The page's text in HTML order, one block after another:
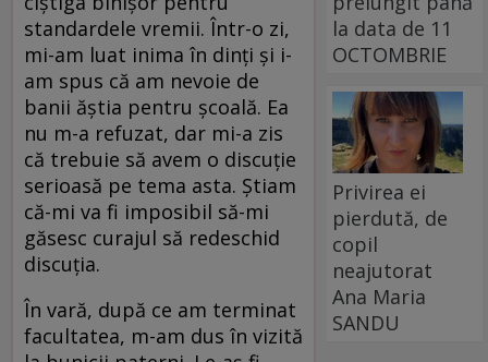
standardele vremii. Într-o zi,
mi-am luat inima în dinți și i-
am spus că am nevoie de
banii ăștia pentru școală. Ea
nu m-a refuzat, dar mi-a zis
că trebuie să avem o discuție
serioasă pe tema asta. Știam
că-mi va fi imposibil să-mi
găsesc curajul să redeschid
discuția.
În vară, după ce am terminat
facultatea, m-am dus în vizită
la data de 11
OCTOMBRIE
Privirea ei
pierdută, de
copil
neajutorat
Ana Maria
SANDU